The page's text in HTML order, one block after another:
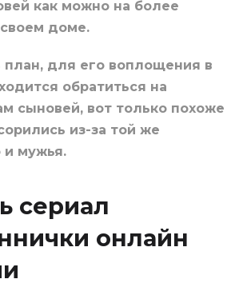
как можно на более
доме.
план, для его воплощения в
обратиться на
сыновей, вот только похоже
из-за той же
и мужья.
сериал
онлайн